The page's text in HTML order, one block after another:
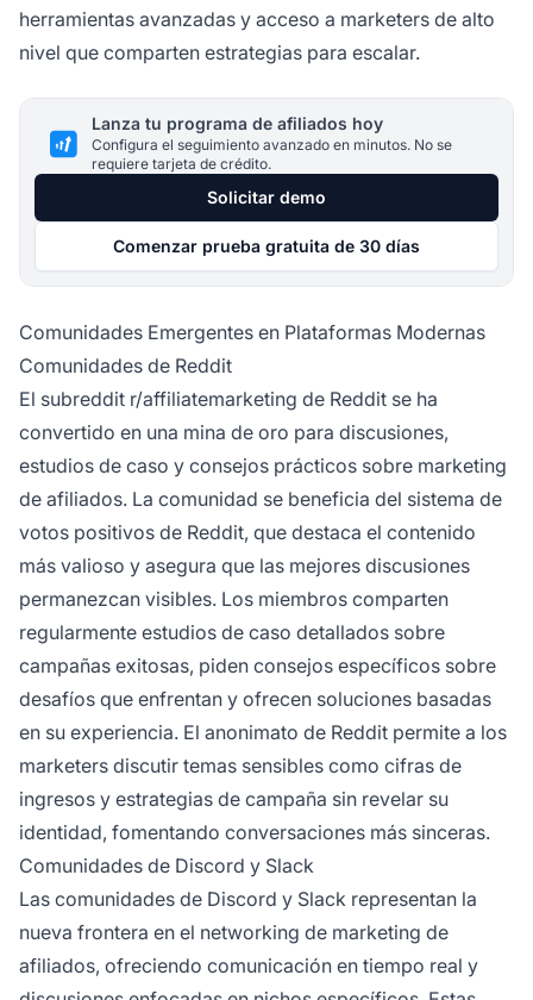
herramientas avanzadas y acceso a marketers de alto
nivel que comparten estrategias para escalar.
Lanza tu programa de afiliados hoy
Configura el seguimiento avanzado en minutos. No se
requiere tarjeta de crédito.
Solicitar demo
Comenzar prueba gratuita de 30 días
Comunidades Emergentes en Plataformas Modernas
Comunidades de Reddit
El subreddit r/affiliatemarketing de Reddit se ha
convertido en una mina de oro para discusiones,
estudios de caso y consejos prácticos sobre marketing
de afiliados. La comunidad se beneficia del sistema de
votos positivos de Reddit, que destaca el contenido
más valioso y asegura que las mejores discusiones
permanezcan visibles. Los miembros comparten
regularmente estudios de caso detallados sobre
campañas exitosas, piden consejos específicos sobre
desafíos que enfrentan y ofrecen soluciones basadas
en su experiencia. El anonimato de Reddit permite a los
marketers discutir temas sensibles como cifras de
ingresos y estrategias de campaña sin revelar su
identidad, fomentando conversaciones más sinceras.
Comunidades de Discord y Slack
Las comunidades de Discord y Slack representan la
nueva frontera en el networking de marketing de
afiliados, ofreciendo comunicación en tiempo real y